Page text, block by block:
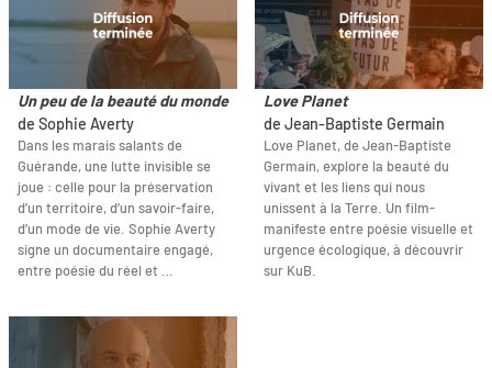
Un peu de la beauté du monde
de Sophie Averty
Dans les marais salants de
Guérande, une lutte invisible se
joue : celle pour la préservation
d’un territoire, d’un savoir-faire,
d’un mode de vie. Sophie Averty
signe un documentaire engagé,
entre poésie du réel et …
Love Planet
de Jean-Baptiste Germain
Love Planet, de Jean-Baptiste
Germain, explore la beauté du
vivant et les liens qui nous
unissent à la Terre. Un film-
manifeste entre poésie visuelle et
urgence écologique, à découvrir
sur KuB.